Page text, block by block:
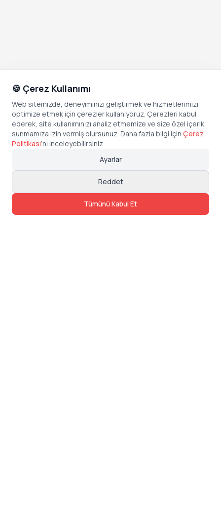
🍪 Çerez Kullanımı
Web sitemizde, deneyiminizi geliştirmek ve hizmetlerimizi
optimize etmek için çerezler kullanıyoruz. Çerezleri kabul
ederek, site kullanımınızı analiz etmemize ve size özel içerik
sunmamıza izin vermiş olursunuz. Daha fazla bilgi için Çerez
Politikası’nı inceleyebilirsiniz.
Ayarlar
Reddet
Tümünü Kabul Et